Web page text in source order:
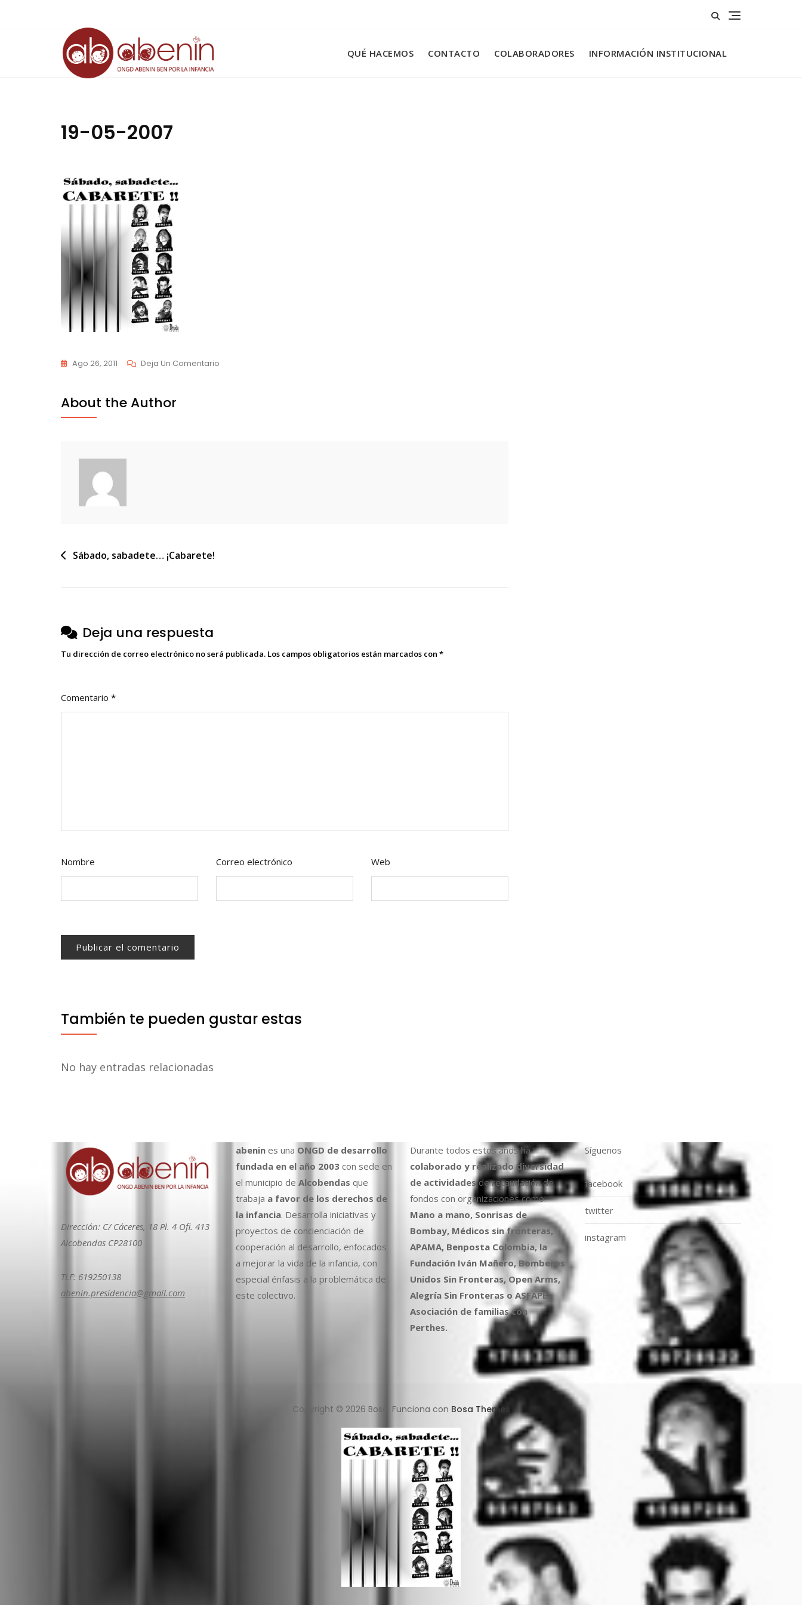
QUÉ HACEMOS
CONTACTO COLABORADORES INFORMACIÓN INSTITUCIONAL
19-05-2007
Ago 26, 2011 Deja Un Comentario
About the Author
Navegación
Sábado, sabadete… ¡Cabarete!
Deja una respuesta
Tu dirección de correo electrónico no será publicada. Los campos obligatorios están marcados con *
Comentario *
Nombre Correo electrónico Web
También te pueden gustar estas
No hay entradas relacionadas
Dirección: C/ Cáceres, 18 Pl. 4 Ofi. 413
Alcobendas CP28100
TLF: 619250138
abenin.presidencia@gmail.com
abenines una ONGD de desarrollo
fundada en el año 2003con sede en
el municipio de Alcobendas que
trabaja a favor de los derechos de
la infancia. Desarrolla iniciativas y
proyectos de concienciación de
cooperación al desarrollo, enfocados
a mejorar la vida de la infancia, con
especial énfasis a la problemática de
este colectivo.
Durante todos estos años ha
colaborado y realizado diversidad
de actividadesde recaudación de
fondos con organizaciones como:
Mano a mano, Sonrisas de
Bombay, Médicos sin fronteras,
APAMA, Benposta Colombia, la
Fundación Iván Mañero, Bomberos
Unidos Sin Fronteras, Open Arms,
Alegría Sin Fronteras o ASFAPE-
Asociación de familias con
Perthes.
Síguenos
facebook
twitter
instagram
Copyright © 2026 Bosa. Funciona con Bosa Themes